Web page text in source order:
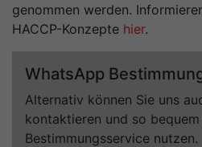
genommen werden.
HACCP-Konzepte hier.
WhatsApp
Alternativ können Sie uns
kontaktieren und so bequem
Bestimmungsservice nutzen.